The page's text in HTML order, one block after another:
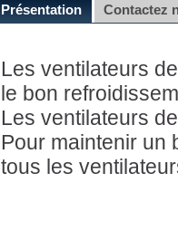
Présentation Contactez
Les ventilateurs
le bon
Les ventilateurs
Pour maintenir un
tous les